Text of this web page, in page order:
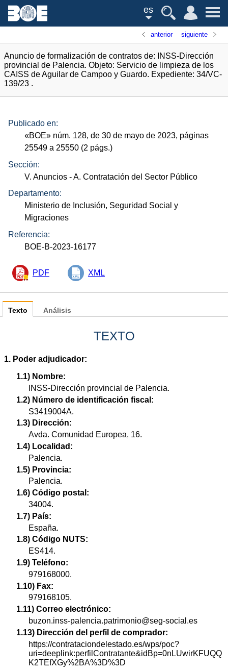
es
anterior siguiente
Anuncio de formalización de contratos de: INSS-Dirección
provincial de Palencia. Objeto: Servicio de limpieza de los
CAISS de Aguilar de Campoo y Guardo. Expediente: 34/VC-
139/23 .
Publicado en:
«BOE» núm. 128, de 30 de mayo de 2023, páginas
25549 a 25550 (2 págs.)
Sección:
V. Anuncios - A. Contratación del Sector Público
Departamento:
Ministerio de Inclusión, Seguridad Social y
Migraciones
Referencia:
BOE-B-2023-16177
PDF XML
Texto
TEXTO
1. Poder adjudicador:
1.1) Nombre:
INSS-Dirección provincial de Palencia.
1.2) Número de identificación fiscal:
S3419004A.
1.3) Dirección:
Avda. Comunidad Europea, 16.
1.4) Localidad:
Palencia.
1.5) Provincia:
Palencia.
1.6) Código postal:
34004.
1.7) País:
España.
1.8) Código NUTS:
ES414.
1.9) Teléfono:
979168000.
1.10) Fax:
979168105.
1.11) Correo electrónico:
buzon.inss-palencia.patrimonio@seg-social.es
1.13) Dirección del perfil de comprador:
https://contrataciondelestado.es/wps/poc?
uri=deeplink:perfilContratante&idBp=0nLUwirKFUQQ
K2TEfXGy%2BA%3D%3D
Análisis